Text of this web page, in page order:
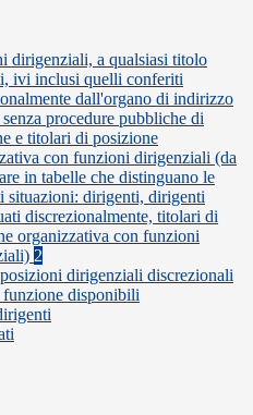
dirigenziali, a qualsiasi titolo
ivi inclusi quelli conferiti
dall'organo di indirizzo
procedure pubbliche di
e titolari di posizione
con funzioni dirigenziali (da
in tabelle che distinguano le
situazioni: dirigenti, dirigenti
discrezionalmente, titolari di
organizzativa con funzioni
2
dirigenziali discrezionali
funzione disponibili